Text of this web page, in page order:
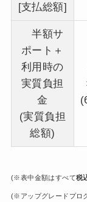
[支払総額]
半額サ
ポート＋
利用時の
実質負担
金
(実質負担
総額)
(※表中金額はすべて税
(※アップグレードプロ